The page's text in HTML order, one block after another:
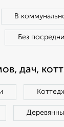
В
Без
дач,